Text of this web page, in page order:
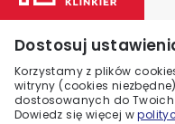
Dostosuj
Korzystamy z plików
witryny (cookies
dostosowanych do
Dowiedz się więcej w